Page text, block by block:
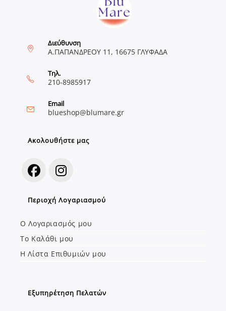
Διεύθυνση
Α.ΠΑΠΑΝΔΡΕΟΥ 11, 16675 ΓΛΥΦΑΔΑ
Τηλ.
210-8985917
Email
blueshop@blumare.gr
Ακολουθήστε μας
Περιοχή Λογαριασμού
Ο Λογαριασμός μου
Το Καλάθι μου
Η Λίστα Επιθυμιών μου
Εξυπηρέτηση Πελατών